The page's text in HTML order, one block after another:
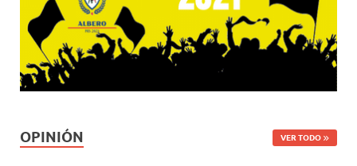
OPINIÓN VER TODO